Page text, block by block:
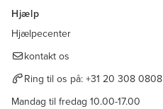
Hjælp
Hjælpecenter
kontakt os
Ring til os på: +31 20 308 0808
Mandag til fredag 10.00-17.00